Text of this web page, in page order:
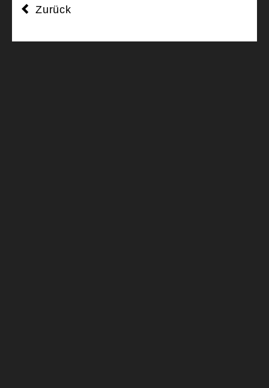
Zurück